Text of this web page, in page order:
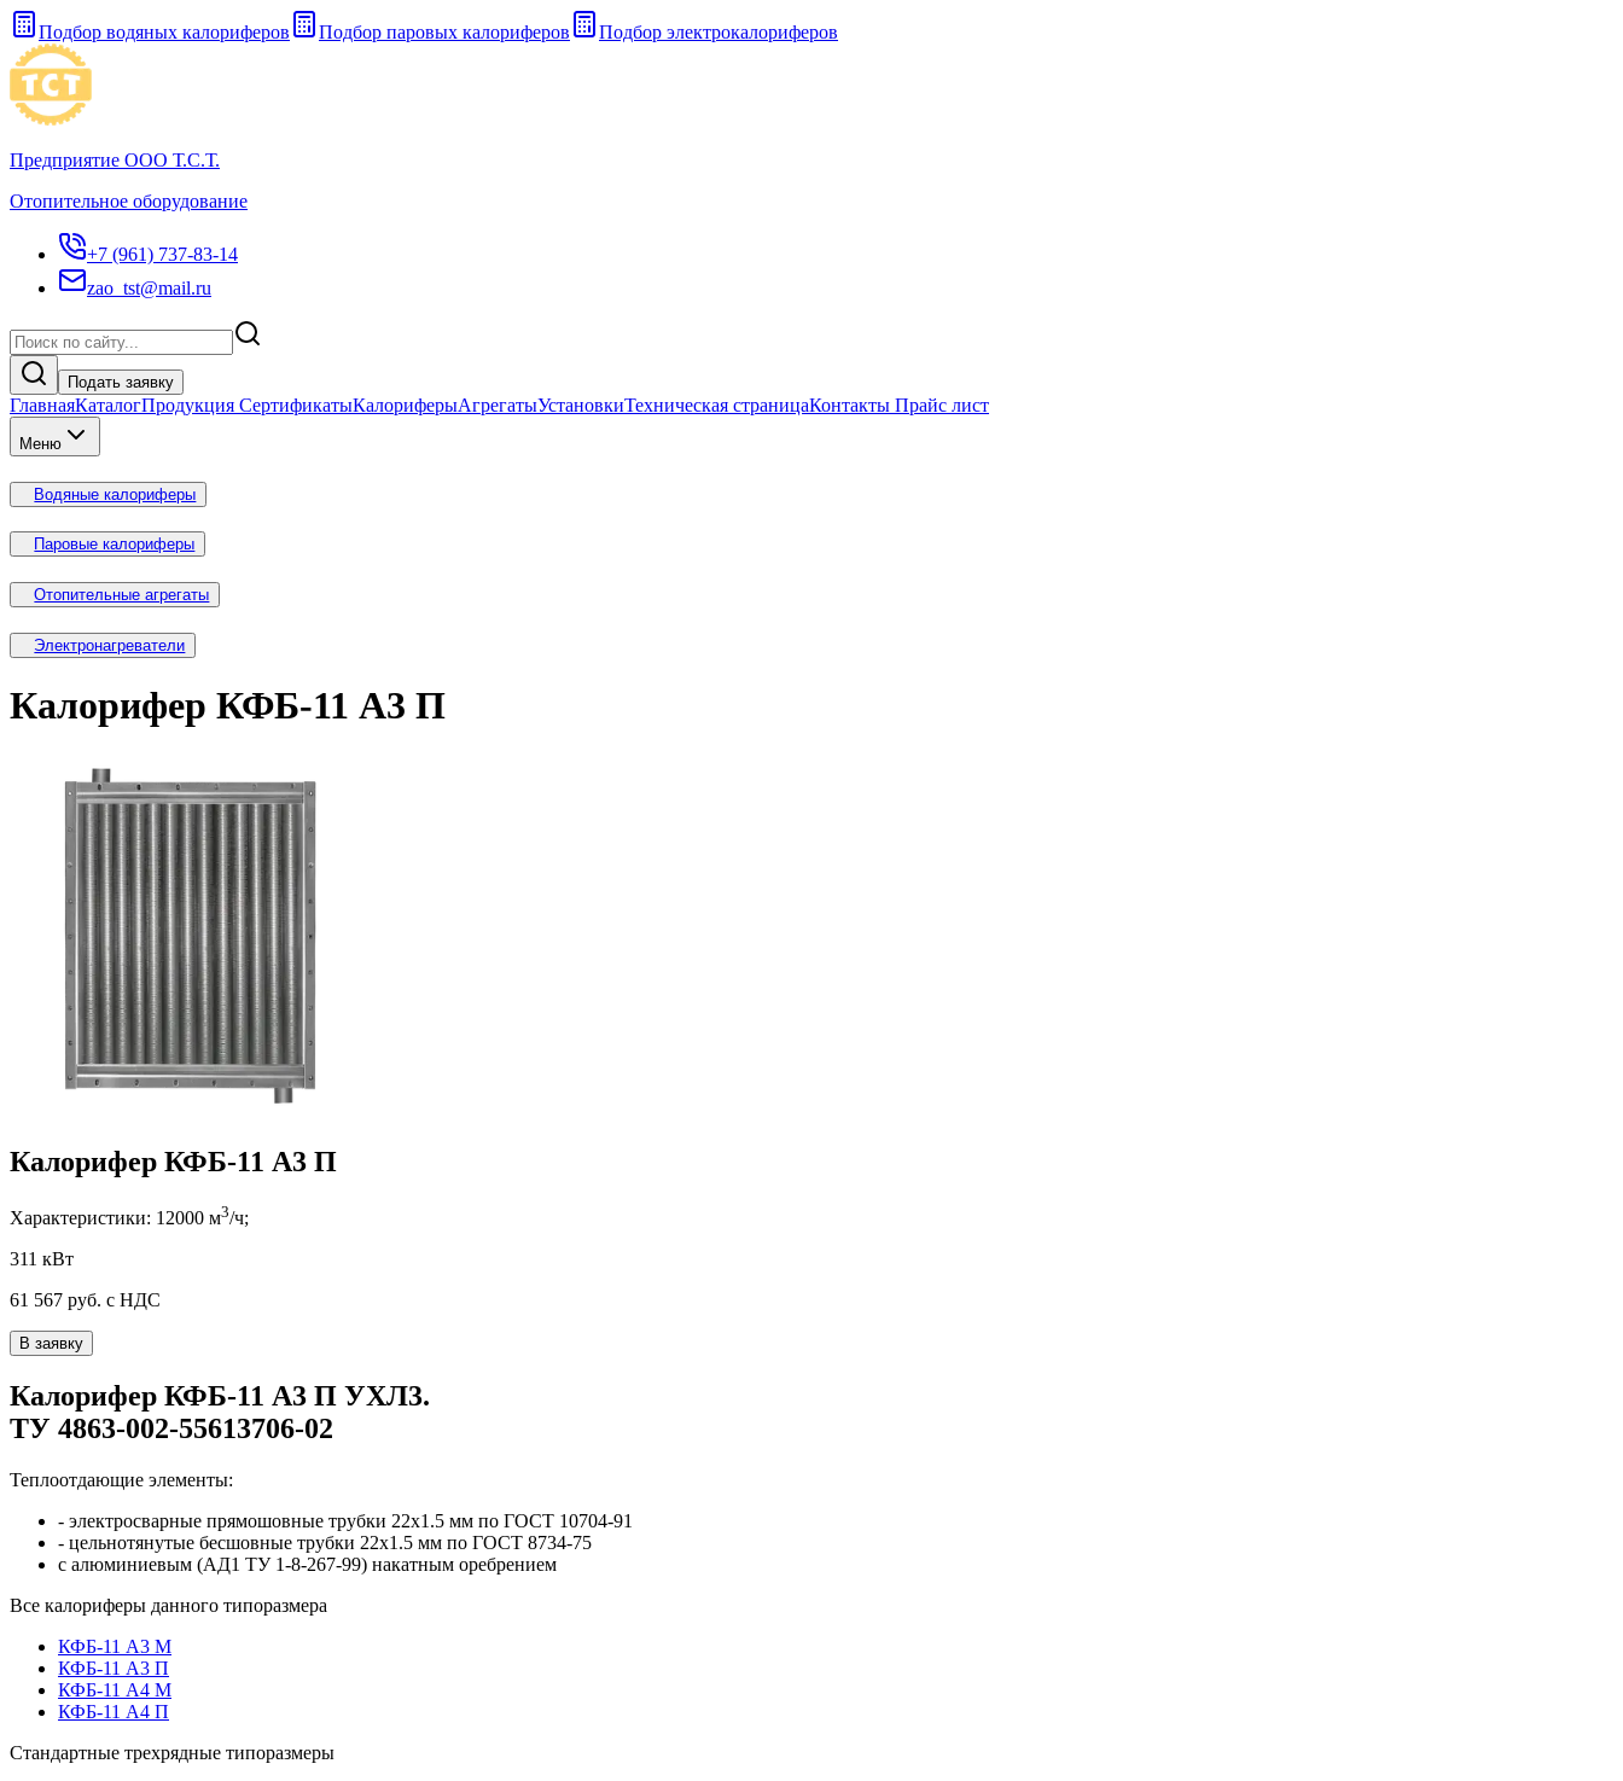
Подбор водяных калориферов Подбор паровых калориферов Подбор электрокалориферов
Предприятие ООО Т.С.Т.
Отопительное оборудование
+7 (961) 737-83-14
zao_tst@mail.ru
Подать заявку
ГлавнаяКаталогПродукция СертификатыКалориферыАгрегатыУстановкиТехническая страницаКонтакты Прайс лист
Меню
Водяные калориферы
Паровые калориферы
Отопительные агрегаты
Электронагреватели
Калорифер КФБ-11 А3 П
Калорифер КФБ-11 А3 П
Характеристики: 12000 м3/ч;
311 кВт
61 567 руб. с НДС
В заявку
Калорифер КФБ-11 А3 П УХЛ3.
ТУ 4863-002-55613706-02
Теплоотдающие элементы:
- электросварные прямошовные трубки 22x1.5 мм по ГОСТ 10704-91
- цельнотянутые бесшовные трубки 22x1.5 мм по ГОСТ 8734-75
с алюминиевым (АД1 ТУ 1-8-267-99) накатным оребрением
Все калориферы данного типоразмера
КФБ-11 А3 М
КФБ-11 А3 П
КФБ-11 А4 М
КФБ-11 А4 П
Стандартные трехрядные типоразмеры